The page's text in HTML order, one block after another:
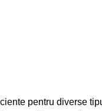
pentru diverse